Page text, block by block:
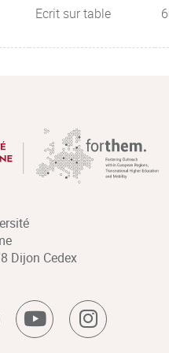
Ecrit sur table
Dijon Cedex